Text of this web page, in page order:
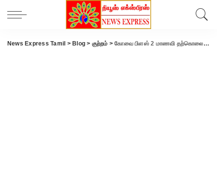
News Express Tamil > Blog > குற்றம் >கோவை பிளஸ் 2 மாணவி தற்கொலை செய்த வழக்கில் மேலும் 2 முதியவர் போக்சோவில் கைது..!